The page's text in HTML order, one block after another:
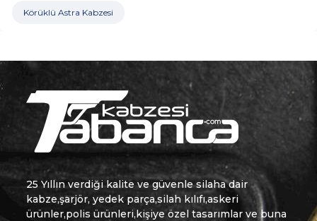
Körüklü Astra Kabzesi
25 Yıllın verdiği kalite ve güvenle silaha dair
kabze,şarjör, yedek parça,silah kılıfı,askeri
ürünler,polis ürünleri,kişiye özel tasarımlar ve buna